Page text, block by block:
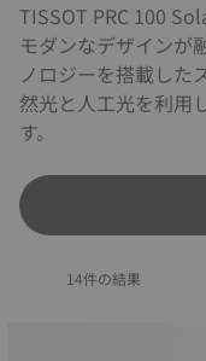
TISSOT PRC 100
モダンなデザインが
ノロジーを搭載した
然光と人工光を利用
す。
14件の結果